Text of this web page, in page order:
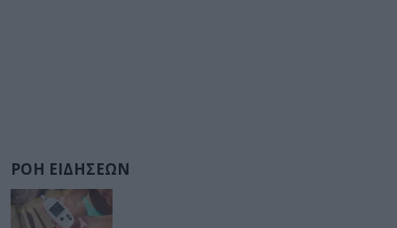
ΡΟΗ ΕΙΔΗΣΕΩΝ